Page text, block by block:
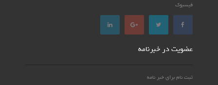
فیسبوک
عضویت در خبرنامه
ثبت نام برای خبر نامه